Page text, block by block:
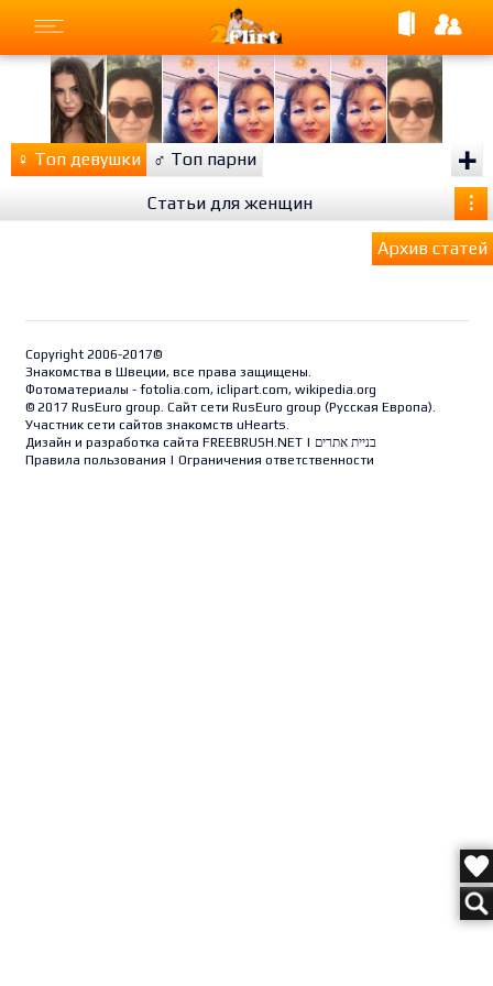
♀Топ девушки ♂ Топ парни +
Статьи для женщин ⋮
Архив статей
Copyright 2006-2017©
Знакомства в Швеции, все права защищены.
Фотоматериалы - fotolia.com, iclipart.com, wikipedia.org
© 2017 RusEuro group. Сайт сети RusEuro group (Русская Европа).
Участник сети сайтов знакомств uHearts.
Дизайн и разработка сайта FREEBRUSH.NET| בניית אתרים
Правила пользования | Ограничения ответственности